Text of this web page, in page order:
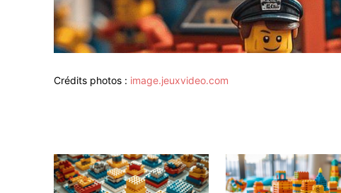
Crédits photos : image.jeuxvideo.com